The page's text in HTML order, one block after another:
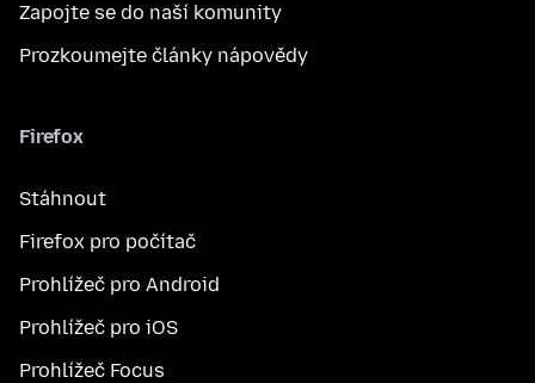
Zapojte se do naší komunity
Prozkoumejte články nápovědy
Firefox
Stáhnout
Firefox pro počítač
Prohlížeč pro Android
Prohlížeč pro iOS
Prohlížeč Focus